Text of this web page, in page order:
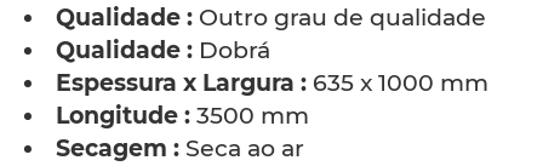
Qualidade : Outro grau de qualidade
Qualidade : Dobrá
Espessura x Largura : 635 x 1000 mm
Longitude : 3500 mm
Secagem : Seca ao ar